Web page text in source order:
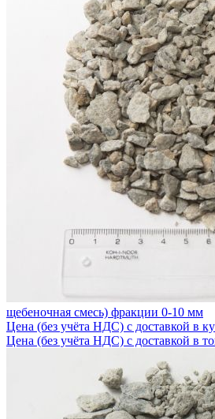
щебеночная смесь) фракции 0-10 мм
Цена (без учёта НДС) с доставкой в
Цена (без учёта НДС) с доставкой в